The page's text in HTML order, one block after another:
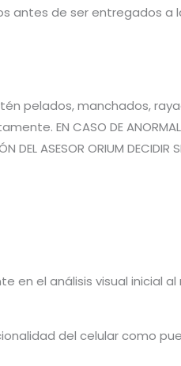
antes de ser entregados a
pelados, manchados,
CASO DE
DEL ASESOR ORIUM DECIDIR
en el análisis visual inicial
del celular como